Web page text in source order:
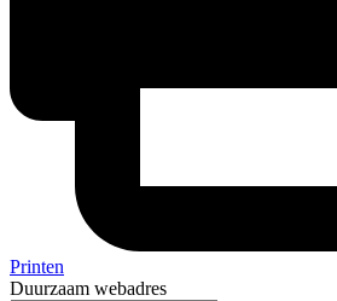
Printen
Duurzaam webadres